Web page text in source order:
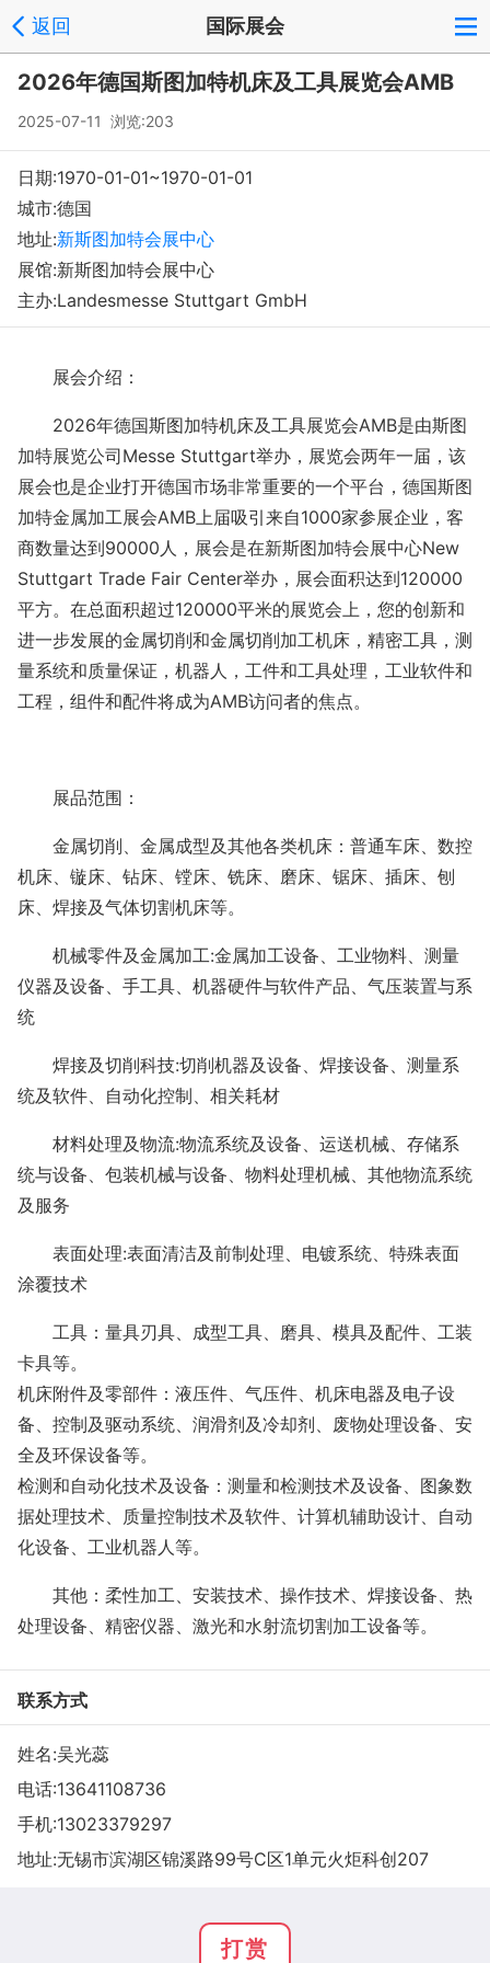
返回 国际展会
2026年德国斯图加特机床及工具展览会AMB
2025-07-11 浏览:203
日期:1970-01-01~1970-01-01
城市:德国
地址:新斯图加特会展中心
展馆:新斯图加特会展中心
主办:Landesmesse Stuttgart GmbH
展会介绍：
2026年德国斯图加特机床及工具展览会AMB是由斯图
加特展览公司Messe Stuttgart举办，展览会两年一届，该
展会也是企业打开德国市场非常重要的一个平台，德国斯图
加特金属加工展会AMB上届吸引来自1000家参展企业，客
商数量达到90000人，展会是在新斯图加特会展中心New
Stuttgart Trade Fair Center举办，展会面积达到120000
平方。在总面积超过120000平米的展览会上，您的创新和
进一步发展的金属切削和金属切削加工机床，精密工具，测
量系统和质量保证，机器人，工件和工具处理，工业软件和
工程，组件和配件将成为AMB访问者的焦点。
展品范围：
金属切削、金属成型及其他各类机床：普通车床、数控
机床、镟床、钻床、镗床、铣床、磨床、锯床、插床、刨
床、焊接及气体切割机床等。
机械零件及金属加工:金属加工设备、工业物料、测量
仪器及设备、手工具、机器硬件与软件产品、气压装置与系
统
焊接及切削科技:切削机器及设备、焊接设备、测量系
统及软件、自动化控制、相关耗材
材料处理及物流:物流系统及设备、运送机械、存储系
统与设备、包装机械与设备、物料处理机械、其他物流系统
及服务
表面处理:表面清洁及前制处理、电镀系统、特殊表面
涂覆技术
工具：量具刃具、成型工具、磨具、模具及配件、工装
卡具等。
机床附件及零部件：液压件、气压件、机床电器及电子设
备、控制及驱动系统、润滑剂及冷却剂、废物处理设备、安
全及环保设备等。
检测和自动化技术及设备：测量和检测技术及设备、图象数
据处理技术、质量控制技术及软件、计算机辅助设计、自动
化设备、工业机器人等。
其他：柔性加工、安装技术、操作技术、焊接设备、热
处理设备、精密仪器、激光和水射流切割加工设备等。
联系方式
姓名:吴光蕊
电话:13641108736
手机:13023379297
地址:无锡市滨湖区锦溪路99号C区1单元火炬科创207
打赏
注册 反馈
Copyright © 2008-2018 环球会展网 fairglobal.com.cn 版权所有